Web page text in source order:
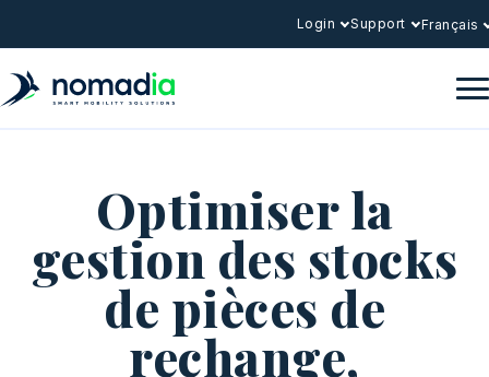
Login Support Français
Optimiser la
gestion des stocks
de pièces de
rechange,